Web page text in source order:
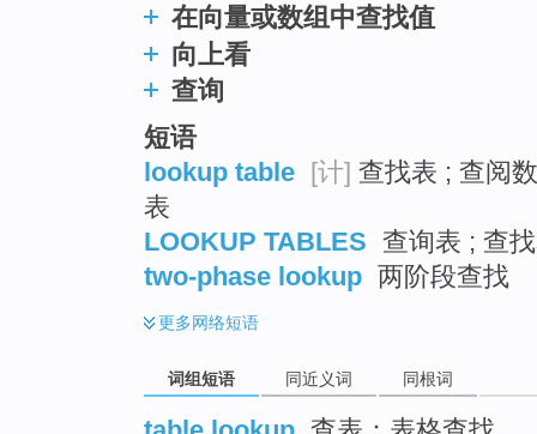
在向量或数组中查找值
向上看
查询
短语
lookup table [计] 查找表 ; 查阅
表
LOOKUP TABLES 查询表 ; 查
two-phase lookup 两阶段查找
更多网络短语
词组短语 同近义词 同根词